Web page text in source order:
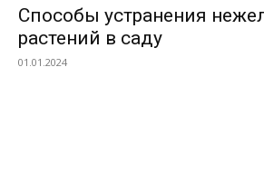
Способы устранения
растений в саду
01.01.2024